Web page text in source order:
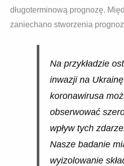
długoterminową prognozę.
zaniechano stworzenia
Na przykładzie
inwazji na
koronawirusa
obserwować
wpływ tych
Nasze badanie
wyizolowanie